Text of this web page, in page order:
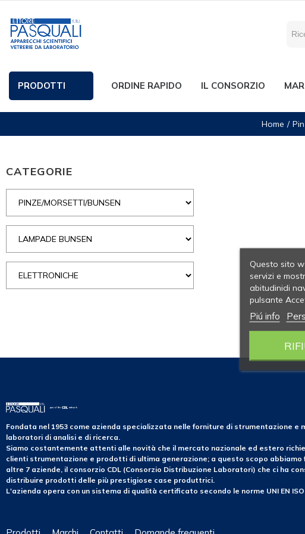
PRODOTTI ORDINE RAPIDO IL CONSORZIO
Home
CATEGORIE
Fondata nel 1953 come azienda specializzata nelle forniture di strumentazione e
laboratori di analisi e di ricerca.
Siamo costantemente attenti alle novità che il mercato nazionale ed estero
clienti strumentazione e prodotti di ultima generazione; a questo scopo
altre 7 aziende, il consorzio CDL (Consorzio Distribuzione Laboratori) che ci ha
distribuire prodotti delle più prestigiose case produttrici.
L'azienda opera con un sistema di qualità certificato secondo le norme UNI EN ISO
Questo sito
servizi e
abitudinidi
pulsante
Piú info